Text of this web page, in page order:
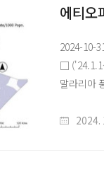
해당 자료
원문 및
에티오
2024-10-
□
말라리아
영향 지역
2024.